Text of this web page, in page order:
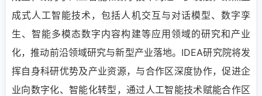
成式人工智能技术，包括人机交互与对话模型、数字孪
生、智能多模态数字内容构建等应用领域的研究和产业
化，推动前沿领域研究与新型产业落地。IDEA研究院将发
挥自身科研优势及产业资源，与合作区深度协作，促进企
业向数字化、智能化转型，通过人工智能技术赋能合作区